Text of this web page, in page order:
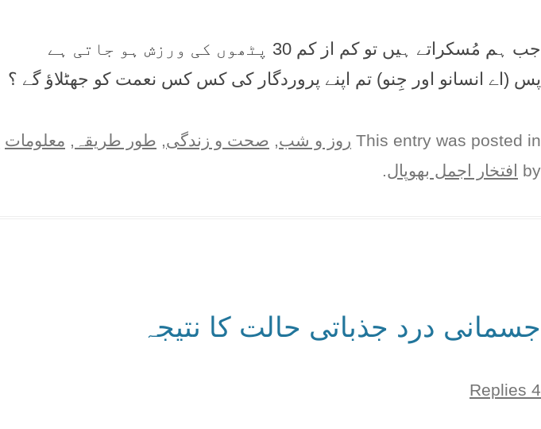
جب ہم مُسکراتے ہیں تو کم از کم 30 پٹھوں کی ورزش ہو جاتی ہے
پس (اے انسانو اور جِنو) تم اپنے پروردگار کی کس کس نعمت کو جھٹلاؤ گے ؟
This entry was posted in روز و شب, صحت و زندگی, طور طريقہ , معلومات
by
افتخار اجمل بھوپال.
جسمانی درد جذباتی حالت کا نتیجہ
4 Replies